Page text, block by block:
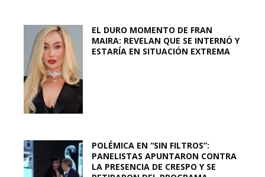
EL DURO MOMENTO DE FRAN
MAIRA: REVELAN QUE SE INTERNÓ Y
ESTARÍA EN SITUACIÓN EXTREMA
POLÉMICA EN “SIN FILTROS”:
PANELISTAS APUNTARON CONTRA
LA PRESENCIA DE CRESPO Y SE